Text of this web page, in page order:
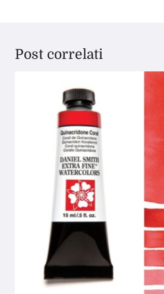
Post correlati